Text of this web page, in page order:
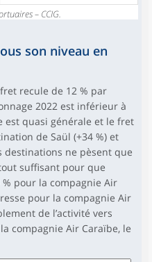
– CCIG.
son niveau en
recule de 12 % par
2022 est inférieur à
est quasi générale et le fret
de Saül (+34 %) et
destinations ne pèsent que
suffisant pour que
% pour la compagnie Air
pour la compagnie Air
de l’activité vers
compagnie Air Caraïbe, le